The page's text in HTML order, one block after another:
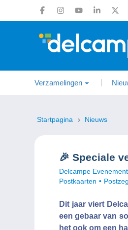
Verzamelingen
Startpagina Nieuws
🎉 Speciale
Delcampe
Postkaarten
Dit jaar viert
een gebaar van
het ook om een